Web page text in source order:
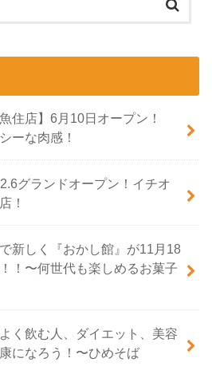
住店】6月10日オープン！
ーな肉感！
グランドオープン！イチオ
！
新しく『おかし館』が11月18
！〜何世代も楽しめるお菓子
く飲む人、ダイエット、美容
になろう！〜ひめそば